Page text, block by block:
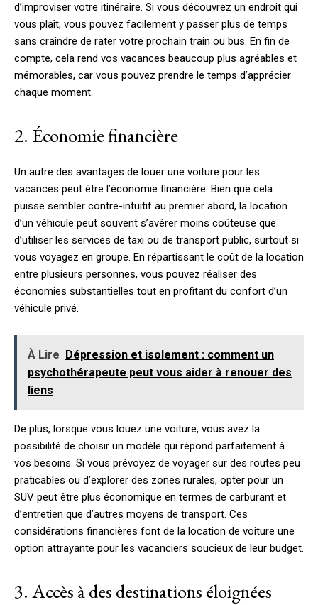
d’improviser votre itinéraire. Si vous découvrez un endroit qui
vous plaît, vous pouvez facilement y passer plus de temps
sans craindre de rater votre prochain train ou bus. En fin de
compte, cela rend vos vacances beaucoup plus agréables et
mémorables, car vous pouvez prendre le temps d’apprécier
chaque moment.
2. Économie financière
Un autre des avantages de louer une voiture pour les
vacances peut être l’économie financière. Bien que cela
puisse sembler contre-intuitif au premier abord, la location
d’un véhicule peut souvent s’avérer moins coûteuse que
d’utiliser les services de taxi ou de transport public, surtout si
vous voyagez en groupe. En répartissant le coût de la location
entre plusieurs personnes, vous pouvez réaliser des
économies substantielles tout en profitant du confort d’un
véhicule privé.
À Lire
Dépression et isolement : comment un
psychothérapeute peut vous aider à renouer des
liens
De plus, lorsque vous louez une voiture, vous avez la
possibilité de choisir un modèle qui répond parfaitement à
vos besoins. Si vous prévoyez de voyager sur des routes peu
praticables ou d’explorer des zones rurales, opter pour un
SUV peut être plus économique en termes de carburant et
d’entretien que d’autres moyens de transport. Ces
considérations financières font de la location de voiture une
option attrayante pour les vacanciers soucieux de leur budget.
3. Accès à des destinations éloignées